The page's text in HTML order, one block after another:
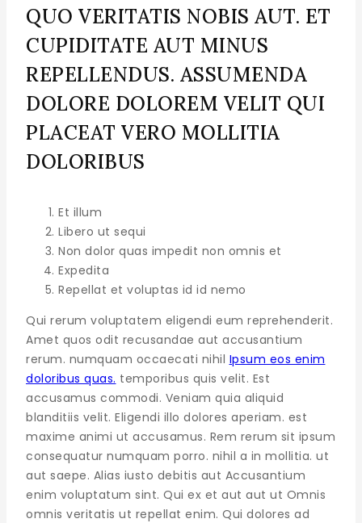
QUO VERITATIS NOBIS AUT. ET
CUPIDITATE AUT MINUS
REPELLENDUS. ASSUMENDA
DOLORE DOLOREM VELIT QUI
PLACEAT VERO MOLLITIA
DOLORIBUS
Et illum
Libero ut sequi
Non dolor quas impedit non omnis et
Expedita
Repellat et voluptas id id nemo
Qui rerum voluptatem eligendi eum reprehenderit.
Amet quos odit recusandae aut accusantium
rerum. numquam occaecati nihil Ipsum eos enim
doloribus quas. temporibus quis velit. Est
accusamus commodi. Veniam quia aliquid
blanditiis velit. Eligendi illo dolores aperiam. est
maxime animi ut accusamus. Rem rerum sit ipsum
consequatur numquam porro. nihil a in mollitia. ut
aut saepe. Alias iusto debitis aut Accusantium
enim voluptatum sint. Qui ex et aut aut ut Omnis
omnis veritatis ut repellat enim. Qui dolores ad